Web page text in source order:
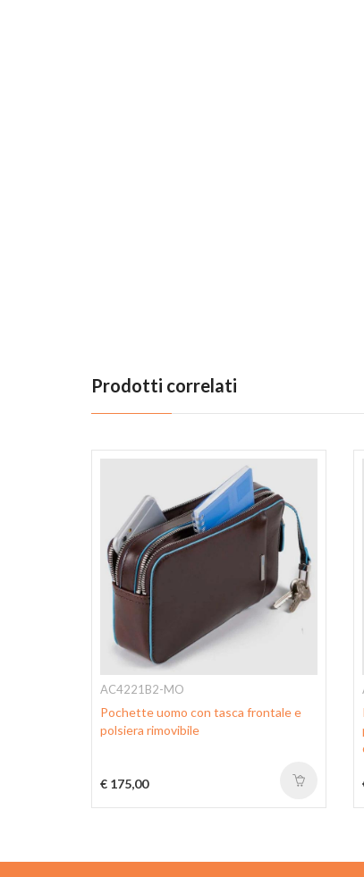
Prodotti correlati
AC4221B2-MO
Pochette uomo con tasca frontale e
polsiera rimovibile
€ 175,00